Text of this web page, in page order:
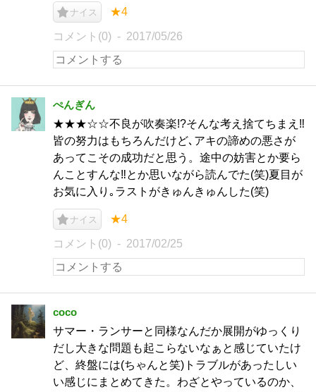
ナイス ★4
コメント(0) 2017/05/26
ぺんぎん
★★★☆☆不良が吹奏楽!?そんな考え捨てちまえ‼
皆の努力はもちろんだけど､アキの諦めの悪さが
あってこその成功だと思う。途中の妨害とか要ら
んことすんな‼とか思いながら読んでた(笑)夏目が
お気に入り｡ラストがきゅんきゅんした(笑)
ナイス ★4
コメント(0) 2017/02/25
coco
サマー・ランサーと同様なんだか展開がゆっくり
だし大きな問題も起こらないなぁと感じていたけ
ど、終盤には(ちゃんと笑)トラブルがあったしい
い感じにまとめてきた。わざとやっているのか、